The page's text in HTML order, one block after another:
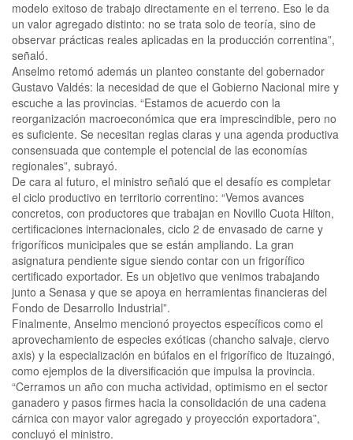
modelo exitoso de trabajo directamente en el terreno. Eso le da
un valor agregado distinto: no se trata solo de teoría, sino de
observar prácticas reales aplicadas en la producción correntina”,
señaló.
Anselmo retomó además un planteo constante del gobernador
Gustavo Valdés: la necesidad de que el Gobierno Nacional mire y
escuche a las provincias. “Estamos de acuerdo con la
reorganización macroeconómica que era imprescindible, pero no
es suficiente. Se necesitan reglas claras y una agenda productiva
consensuada que contemple el potencial de las economías
regionales”, subrayó.
De cara al futuro, el ministro señaló que el desafío es completar
el ciclo productivo en territorio correntino: “Vemos avances
concretos, con productores que trabajan en Novillo Cuota Hilton,
certificaciones internacionales, ciclo 2 de envasado de carne y
frigoríficos municipales que se están ampliando. La gran
asignatura pendiente sigue siendo contar con un frigorífico
certificado exportador. Es un objetivo que venimos trabajando
junto a Senasa y que se apoya en herramientas financieras del
Fondo de Desarrollo Industrial”.
Finalmente, Anselmo mencionó proyectos específicos como el
aprovechamiento de especies exóticas (chancho salvaje, ciervo
axis) y la especialización en búfalos en el frigorífico de Ituzaingó,
como ejemplos de la diversificación que impulsa la provincia.
“Cerramos un año con mucha actividad, optimismo en el sector
ganadero y pasos firmes hacia la consolidación de una cadena
cárnica con mayor valor agregado y proyección exportadora”,
concluyó el ministro.